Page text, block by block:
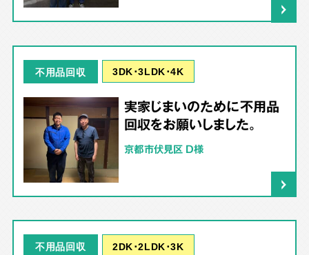
不用品回収 3DK･3LDK･4K
実家じまいのために不用品
回収をお願いしました。
京都市伏見区 D様
不用品回収 2DK･2LDK･3K